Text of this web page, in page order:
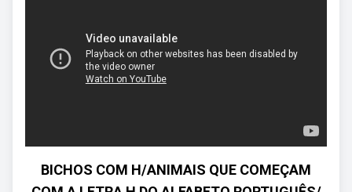
BICHOS COM H/ANIMAIS QUE COMEÇAM